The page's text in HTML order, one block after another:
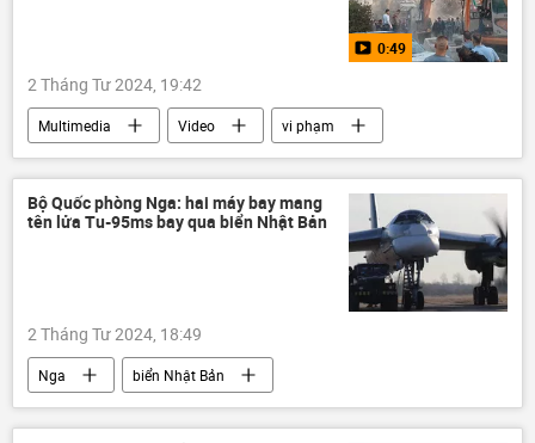
0:49
2 Tháng Tư 2024, 19:42
Multimedia Video
vi phạm
Israel
Iran
Syria
Damascus
Trung Đông
xung đột quân sự
xung đột
tấn công
Leo thang căng thẳng giữa Israel và Iran
Bộ Quốc phòng Nga: hai máy bay mang
tên lửa Tu-95ms bay qua biển Nhật Bản
2 Tháng Tư 2024, 18:49
Nga
biển Nhật Bản
Bộ Quốc phòng Nga
Tu-95MS